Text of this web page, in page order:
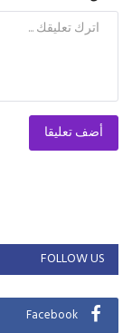
أضف تعليقا
FOLLOW US
Facebook